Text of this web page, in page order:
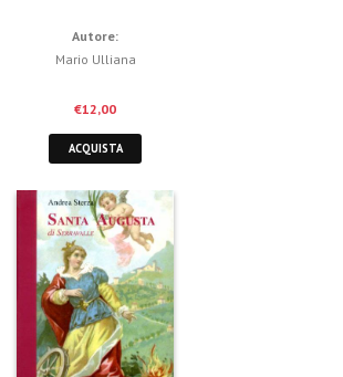
Autore:
Mario Ulliana
€12,00
ACQUISTA